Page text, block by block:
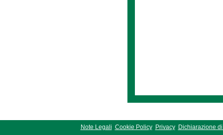
Note Legali Cookie Policy Privacy
Dichiarazione